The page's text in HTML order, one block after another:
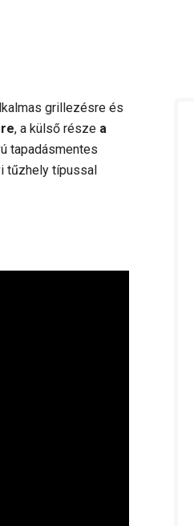
grillezésre és
, a külső része a
tapadásmentes
tűzhely típussal